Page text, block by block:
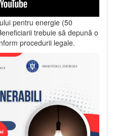
pentru energie (50
trebuie să depună o
procedurii legale.